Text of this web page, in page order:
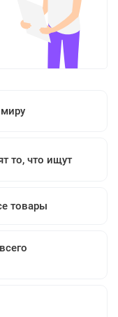
то, что ищут
товары